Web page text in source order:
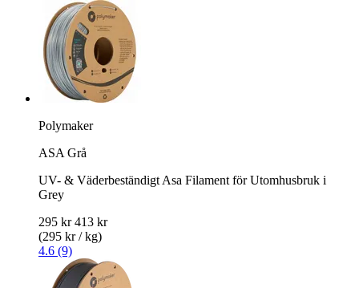
Polymaker
ASA Grå
UV- & Väderbeständigt Asa Filament för Utomhusbruk i
Grey
295 kr 413 kr
(295 kr / kg)
4.6 (9)